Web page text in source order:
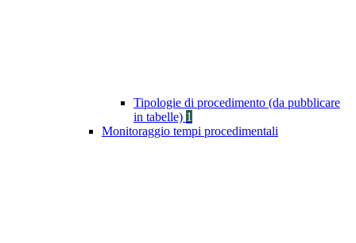
Tipologie di procedimento (da pubblicare
in tabelle) 1
Monitoraggio tempi procedimentali